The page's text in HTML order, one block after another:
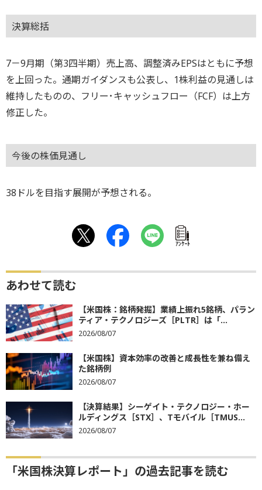
決算総括
7－9月期（第3四半期）売上高、調整済みEPSはともに予想
を上回った。通期ガイダンスも公表し、1株利益の見通しは
維持したものの、フリー･キャッシュフロー（FCF）は上方
修正した。
今後の株価見通し
38ドルを目指す展開が予想される。
ｱﾝｹｰﾄ
あわせて読む
【米国株：銘柄発掘】業績上振れ5銘柄、パラン
ティア・テクノロジーズ［PLTR］は「...
2026/08/07
【米国株】資本効率の改善と成長性を兼ね備え
た銘柄例
2026/08/07
【決算結果】シーゲイト・テクノロジー・ホー
ルディングス［STX］、Tモバイル［TMUS...
2026/08/07
「米国株決算レポート」の過去記事を読む